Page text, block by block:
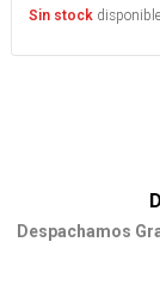
Sin stock disponible
Despachamos